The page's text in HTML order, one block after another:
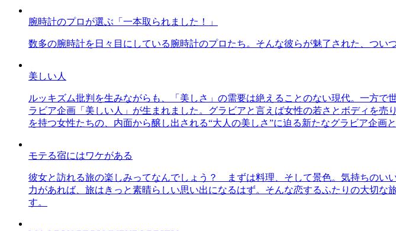
腕時計のプロが選ぶ「一本取られました！」
数多の腕時計を日々目にしている腕時計のプロたち。そんな彼らが魅了された、つい
美しい人
ルッキズム批判を生みながらも、「美しさ」の需要は絶えることのない現代。一方
ラビア企画「美しい人」が生まれました。グラビアと言えば女性の若さとボディを
を持つ女性たちの、内面から醸し出される“大人の美しさ”に迫る新たなグラビア企画と
モテる宿にはワケがある
彼女と訪れる旅の楽しみってなんでしょう？ まずは料理、そして景色。気持ちのい
力があれば、旅はきっと素晴らしい思い出になるはず。そんな恋するふたりの大切
す。